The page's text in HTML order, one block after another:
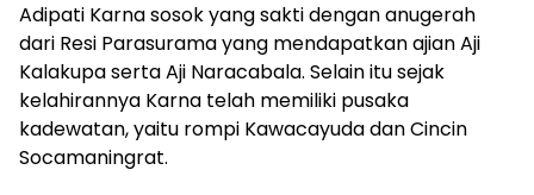
Adipati Karna sosok yang sakti dengan anugerah
dari Resi Parasurama yang mendapatkan ajian Aji
Kalakupa serta Aji Naracabala. Selain itu sejak
kelahirannya Karna telah memiliki pusaka
kadewatan, yaitu rompi Kawacayuda dan Cincin
Socamaningrat.